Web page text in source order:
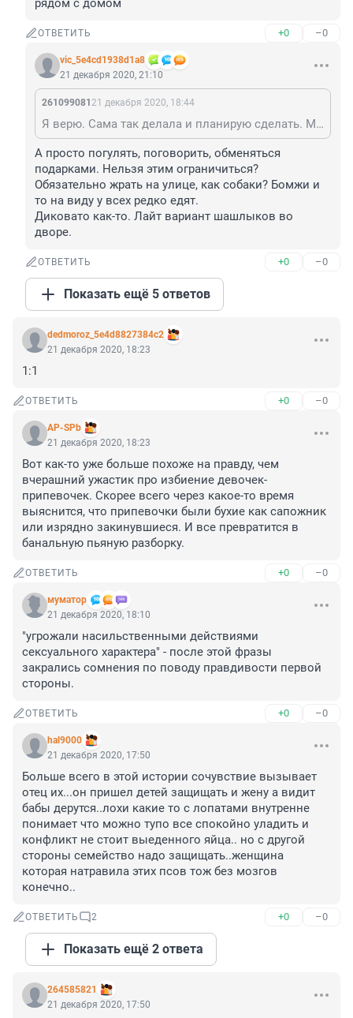
рядом с домом
ОТВЕТИТЬ +0 –0
vic_5e4cd1938d1a8
21 декабря 2020, 21:10
261099081 21 декабря 2020, 18:44
Я верю. Сама так делала и планирую сделать. Мне и моим подругам 30 с небольшим лет. У одной из них недавно был день рождения, а 2 месяца назад родился ребенок. Мы планируем встретиться с ней во дворе, погулять, а потом на скамейке поесть пирожных и выпить чай из термоса. Идти в дом не хотим, потому что для женщины с новорожденным ребенком прием гостей - ненужный геморрой. Идти в кафе или куда-то еще тоже не вариант, потому что, во-первых, ребенок, во-вторых, коронавирус. Нафиг это надо. Лучше теплее одеться и погулять рядом с домом
А просто погулять, поговорить, обменяться
подарками. Нельзя этим ограничиться?
Обязательно жрать на улице, как собаки? Бомжи и
то на виду у всех редко едят.
Диковато как-то. Лайт вариант шашлыков во
дворе.
ОТВЕТИТЬ +0 –0
Показать ещё 5 ответов
dedmoroz_5e4d8827384c2
21 декабря 2020, 18:23
1:1
ОТВЕТИТЬ +0 –0
AP-SPb
21 декабря 2020, 18:23
Вот как-то уже больше похоже на правду, чем
вчерашний ужастик про избиение девочек-
припевочек. Скорее всего через какое-то время
выяснится, что припевочки были бухие как сапожник
или изрядно закинувшиеся. И все превратится в
банальную пьяную разборку.
ОТВЕТИТЬ +0 –0
муматор
21 декабря 2020, 18:10
"угрожали насильственными действиями
сексуального характера" - после этой фразы
закрались сомнения по поводу правдивости первой
стороны.
ОТВЕТИТЬ +0 –0
hal9000
21 декабря 2020, 17:50
Больше всего в этой истории сочувствие вызывает
отец их...он пришел детей защищать и жену а видит
бабы дерутся..лохи какие то с лопатами внутренне
понимает что можно тупо все спокойно уладить и
конфликт не стоит выеденного яйца.. но с другой
стороны семейство надо защищать..женщина
которая натравила этих псов тож без мозгов
конечно..
ОТВЕТИТЬ 2 +0 –0
Показать ещё 2 ответа
264585821
21 декабря 2020, 17:50